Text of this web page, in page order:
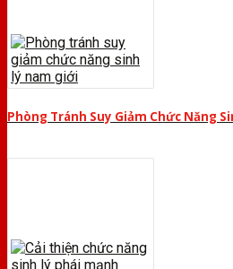
Phòng Tránh Suy Giảm Chức Năng